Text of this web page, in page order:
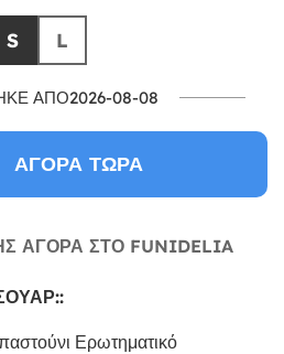
S L
ΑΠΌ2026-08-08
ΑΓΟΡΆ ΤΏΡΑ
ΑΓΟΡΆ ΣΤΟ FUNIDELIA
Ερωτηματικό